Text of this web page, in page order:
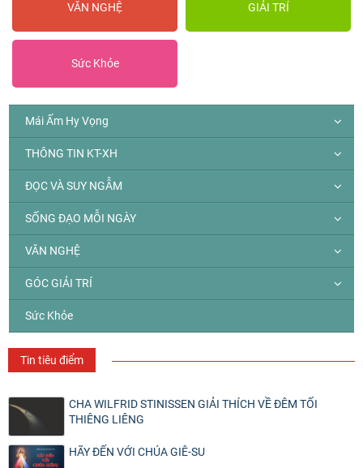
VĂN NGHỆ GIẢI TRÍ
Sức Khỏe
Mái Ấm Hy Vọng
THÔNG TIN KT-XH
ĐỌC VÀ SUY NGẪM
SỐNG ĐẠO MỖI NGÀY
VĂN NGHỆ
GÓC GIẢI TRÍ
Sức Khỏe
Tin tiêu điểm
CHA WILFRID STINISSEN GIẢI THÍCH VỀ ĐÊM TỐI
THIÊNG LIÊNG
HÃY ĐẾN VỚI CHÚA GIÊ-SU